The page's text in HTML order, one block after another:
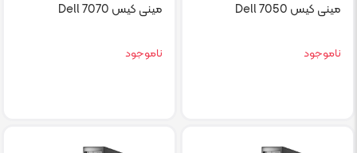
مینی کیس Dell 7050
ناموجود
مینی کیس Dell 7070
ناموجود